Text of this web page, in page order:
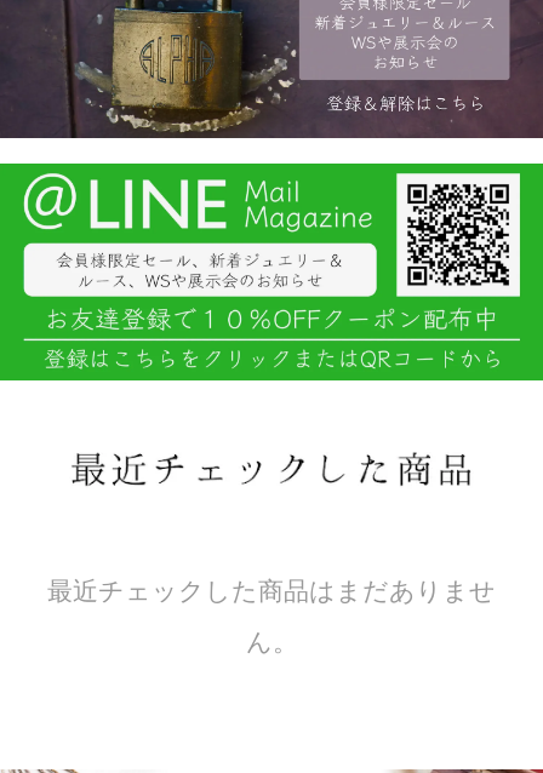
最近チェックした商品はまだありませ
ん。